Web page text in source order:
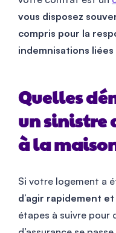
vous disposez
compris pour la
indemnisations
Quelles
un sinistre
à la
Si votre logement a
d’agir rapidement
étapes à suivre pour